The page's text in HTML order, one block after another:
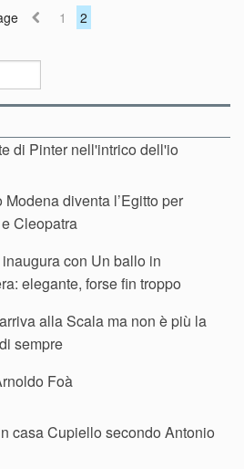
1 2
di Pinter nell'intrico dell'io
Modena diventa l’Egitto per
Cleopatra
inaugura con Un ballo in
elegante, forse fin troppo
alla Scala ma non è più la
sempre
Foà
casa Cupiello secondo Antonio